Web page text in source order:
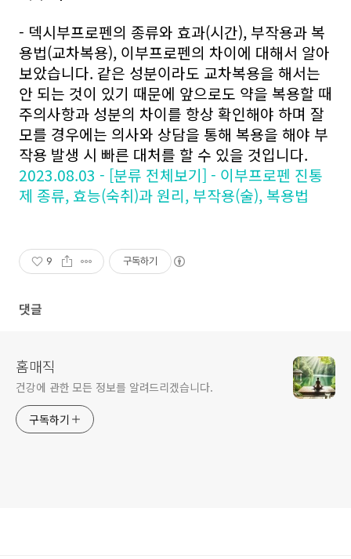
- 덱시부프로펜의 종류와 효과(시간), 부작용과 복
용법(교차복용), 이부프로펜의 차이에 대해서 알아
보았습니다. 같은 성분이라도 교차복용을 해서는
안 되는 것이 있기 때문에 앞으로도 약을 복용할 때
주의사항과 성분의 차이를 항상 확인해야 하며 잘
모를 경우에는 의사와 상담을 통해 복용을 해야 부
작용 발생 시 빠른 대처를 할 수 있을 것입니다.
2023.08.03 - [분류 전체보기] - 이부프로펜 진통
제 종류, 효능(숙취)과 원리, 부작용(술), 복용법
9 구독하기
댓글
홈매직
건강에 관한 모든 정보를 알려드리겠습니다.
구독하기